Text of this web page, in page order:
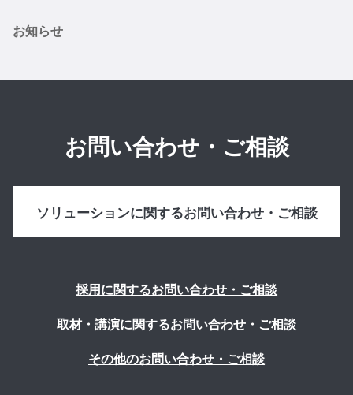
お知らせ
お問い合わせ・ご相談
ソリューションに関するお問い合わせ・ご相談
採用に関するお問い合わせ・ご相談
取材・講演に関するお問い合わせ・ご相談
その他のお問い合わせ・ご相談